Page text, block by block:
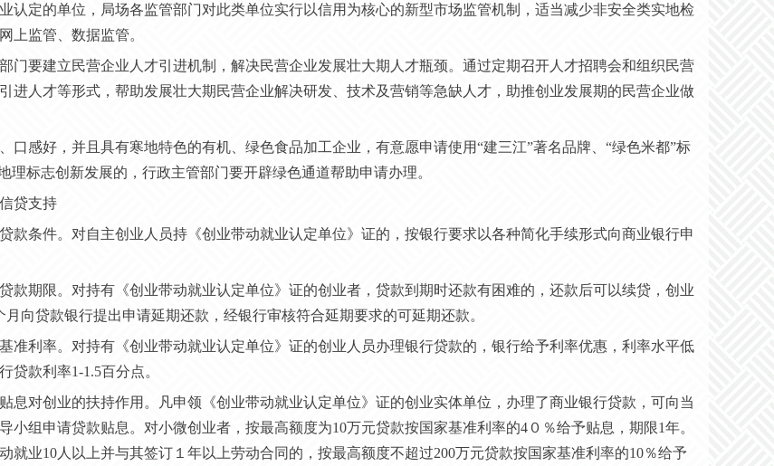
认定的单位，局场各监管部门对此类单位实行以信用为核心的新型市场监管机制，适当减少非安全类实地检
上监管、数据监管。
门要建立民营企业人才引进机制，解决民营企业发展壮大期人才瓶颈。通过定期召开人才招聘会和组织民营
进人才等形式，帮助发展壮大期民营企业解决研发、技术及营销等急缺人才，助推创业发展期的民营企业做
口感好，并且具有寒地特色的有机、绿色食品加工企业，有意愿申请使用“建三江”著名品牌、“绿色米都”标
理标志创新发展的，行政主管部门要开辟绿色通道帮助申请办理。
贷支持
款条件。对自主创业人员持《创业带动就业认定单位》证的，按银行要求以各种简化手续形式向商业银行申
款期限。对持有《创业带动就业认定单位》证的创业者，贷款到期时还款有困难的，还款后可以续贷，创业
月向贷款银行提出申请延期还款，经银行审核符合延期要求的可延期还款。
准利率。对持有《创业带动就业认定单位》证的创业人员办理银行贷款的，银行给予利率优惠，利率水平低
贷款利率1-1.5百分点。
息对创业的扶持作用。凡申领《创业带动就业认定单位》证的创业实体单位，办理了商业银行贷款，可向当
小组申请贷款贴息。对小微创业者，按最高额度为10万元贷款按国家基准利率的4０％给予贴息，期限1年。
就业10人以上并与其签订１年以上劳动合同的，按最高额度不超过200万元贷款按国家基准利率的10％给予